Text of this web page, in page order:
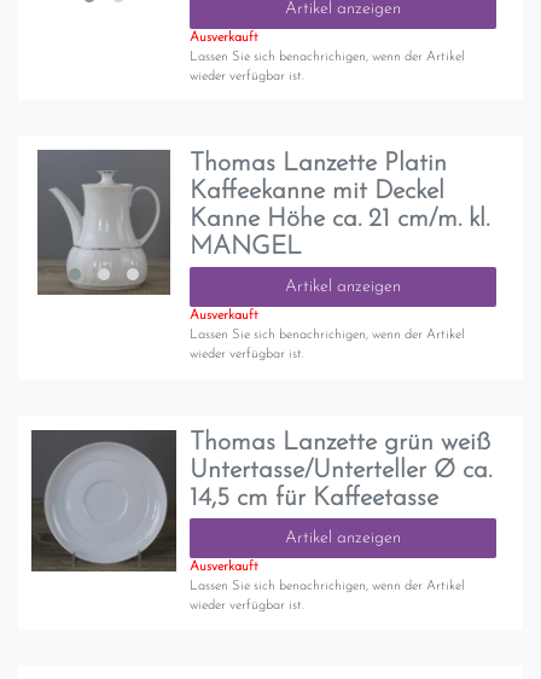
Artikel anzeigen
Ausverkauft
Lassen Sie sich benachrichigen, wenn der Artikel
wieder verfügbar ist.
Thomas Lanzette Platin
Kaffeekanne mit Deckel
Kanne Höhe ca. 21 cm/m. kl.
MANGEL
Artikel anzeigen
Ausverkauft
Lassen Sie sich benachrichigen, wenn der Artikel
wieder verfügbar ist.
Thomas Lanzette grün weiß
Untertasse/Unterteller Ø ca.
14,5 cm für Kaffeetasse
Artikel anzeigen
Ausverkauft
Lassen Sie sich benachrichigen, wenn der Artikel
wieder verfügbar ist.